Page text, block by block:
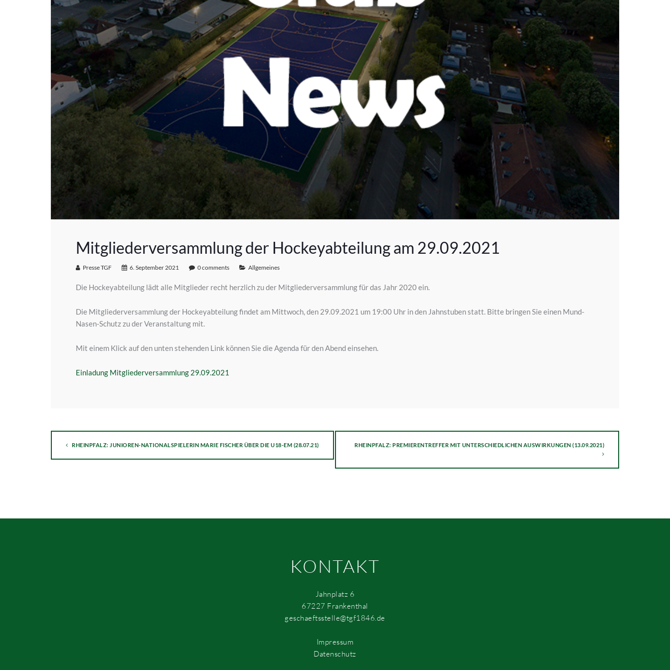
Mitgliederversammlung der Hockeyabteilung am 29.09.2021
Presse TGF 6. September 2021 0 comments Allgemeines
Die Hockeyabteilung lädt alle Mitglieder recht herzlich zu der Mitgliederversammlung für das Jahr 2020 ein.
Die Mitgliederversammlung der Hockeyabteilung findet am Mittwoch, den 29.09.2021 um 19:00 Uhr in den Jahnstuben statt. Bitte bringen Sie einen Mund-
Nasen-Schutz zu der Veranstaltung mit.
Mit einem Klick auf den unten stehenden Link können Sie die Agenda für den Abend einsehen.
Einladung Mitgliederversammlung 29.09.2021
RHEINPFALZ: JUNIOREN-NATIONALSPIELERIN MARIE FISCHER ÜBER DIE U18-EM (28.07.21) RHEINPFALZ: PREMIERENTREFFER MIT UNTERSCHIEDLICHEN AUSWIRKUNGEN (13.09.2021)
KONTAKT
Jahnplatz 6
67227 Frankenthal
geschaeftsstelle@tgf1846.de
Impressum
Datenschutz